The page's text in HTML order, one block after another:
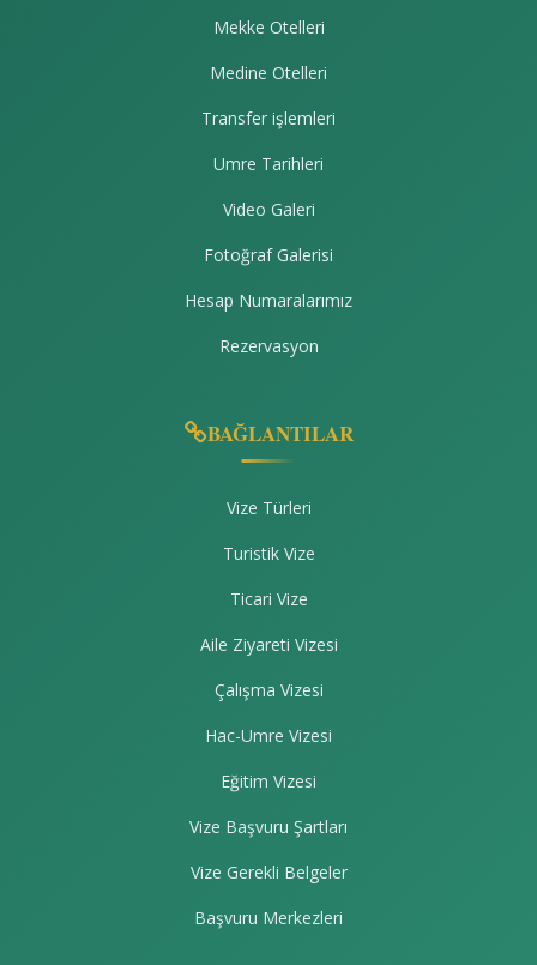
Mekke Otelleri
Medine Otelleri
Transfer işlemleri
Umre Tarihleri
Video Galeri
Fotoğraf Galerisi
Hesap Numaralarımız
Rezervasyon
BAĞLANTILAR
Vize Türleri
Turistik Vize
Ticari Vize
Aile Ziyareti Vizesi
Çalışma Vizesi
Hac-Umre Vizesi
Eğitim Vizesi
Vize Başvuru Şartları
Vize Gerekli Belgeler
Başvuru Merkezleri